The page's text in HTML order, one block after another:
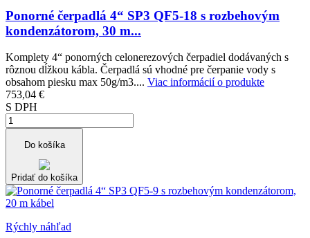
Ponorné čerpadlá 4“ SP3 QF5-18 s rozbehovým
kondenzátorom, 30 m...
Komplety 4“ ponorných celonerezových čerpadiel dodávaných s
rôznou dĺžkou kábla. Čerpadlá sú vhodné pre čerpanie vody s
obsahom piesku max 50g/m3.... Viac informácií o produkte
753,04 €
S DPH
Do košíka
Pridať do košíka
Rýchly náhľad